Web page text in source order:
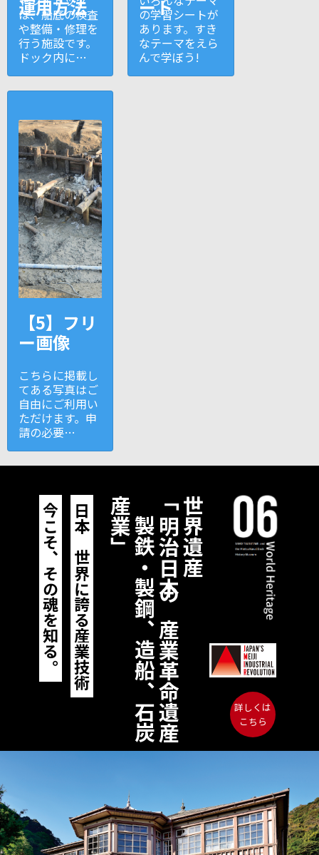
運用方法
は、船底の検査
や整備・修理を
行う施設です。
ドック内に…
ート
の学習シートが
あります。すき
なテーマをえら
んで学ぼう!
【5】フリ
ー画像
こちらに掲載し
てある写真はご
自由にご利用い
ただけます。申
請の必要…
世界遺産
「明治日本の産業革命遺産
製
鉄
・
製
鋼
、
造
船
、
石
炭
産
業
」
日本が世界に誇る産業技術
今こそ、その魂を知る。
詳しくは
こちら